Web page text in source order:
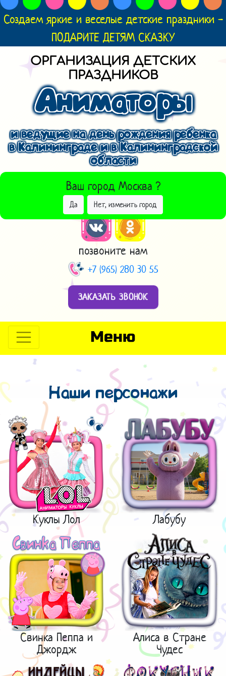
Создаем яркие и веселые детские праздники -
ПОДАРИТЕ ДЕТЯМ СКАЗКУ
ОРГАНИЗАЦИЯ ДЕТСКИХ
ПРАЗДНИКОВ
Аниматоры
и ведущие на день рождения ребенка
в Калининграде и в Калининградской
области
Ваш город Москва ?
Да Нет, изменить город
ВЫБРАТЬ ДРУГОЙ ГОРОД
позвоните нам
+7 (965) 280 30 55
ЗАКАЗАТЬ ЗВОНОК
Меню
Наши персонажи
Куклы Лол Лабубу
Свинка Пеппа и
Джордж
Алиса в Стране
Чудес